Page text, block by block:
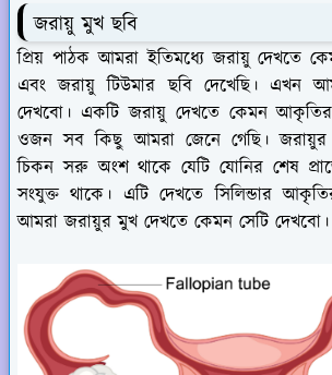
জরায়ু মুখ ছবি
প্রিয় পাঠক আমরা ইতিমধ্যে জরায়ু দেখতে
এবং জরায়ু টিউমার ছবি দেখেছি। এখন
দেখবো। একটি জরায়ু দেখতে কেমন
ওজন সব কিছু আমরা জেনে গেছি। জরায়ুর
চিকন সরু অংশ থাকে যেটি যোনির শেষ
সংযুক্ত থাকে। এটি দেখতে সিলিন্ডার
আমরা জরায়ুর মুখ দেখতে কেমন সেটি দেখবো।